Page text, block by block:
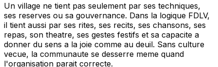
Un village ne tient pas seulement par ses techniques,
ses reserves ou sa gouvernance. Dans la logique FDLV,
il tient aussi par ses rites, ses recits, ses chansons, ses
repas, son theatre, ses gestes festifs et sa capacite a
donner du sens a la joie comme au deuil. Sans culture
vecue, la communaute se desserre meme quand
l'organisation parait correcte.